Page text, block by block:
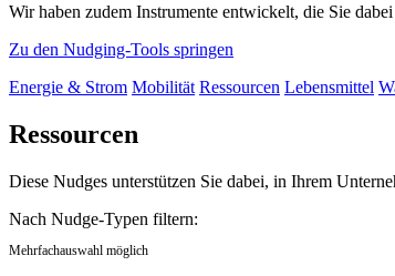
Wir haben zudem Instrumente entwickelt, die Sie
Zu den Nudging-Tools springen
Energie & Strom Mobilität Ressourcen Lebensmittel
Ressourcen
Diese Nudges unterstützen Sie dabei, in Ihrem
Nach Nudge-Typen filtern:
Mehrfachauswahl möglich